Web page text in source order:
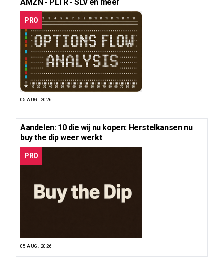
PRO
05 AUG. 2026
Aandelen: 10 die wij nu kopen: Herstelkansen nu
buy the dip weer werkt
PRO
05 AUG. 2026